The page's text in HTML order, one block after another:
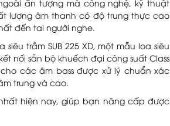
ấn tượng mà công nghệ, kỹ thuật
lượng âm thanh có độ trung thực cao
đến tai người nghe.
trầm SUB 225 XD, một mẫu loa siêu
nối sẵn bộ khuếch đại công suất Class
các âm bass được xử lý chuẩn xác
trung và cao.
hiện nay, giúp bạn nâng cấp được